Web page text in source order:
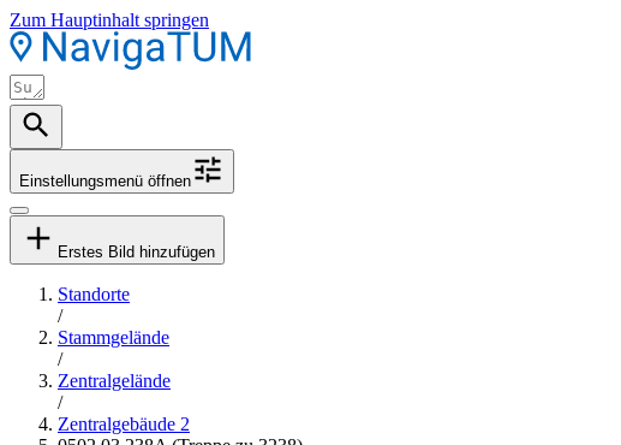
Zum Hauptinhalt springen
Einstellungsmenü öffnen
Erstes Bild hinzufügen
Standorte
/
Stammgelände
/
Zentralgelände
/
Zentralgebäude 2